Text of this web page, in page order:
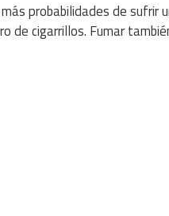
más probabilidades de sufrir
de cigarrillos. Fumar